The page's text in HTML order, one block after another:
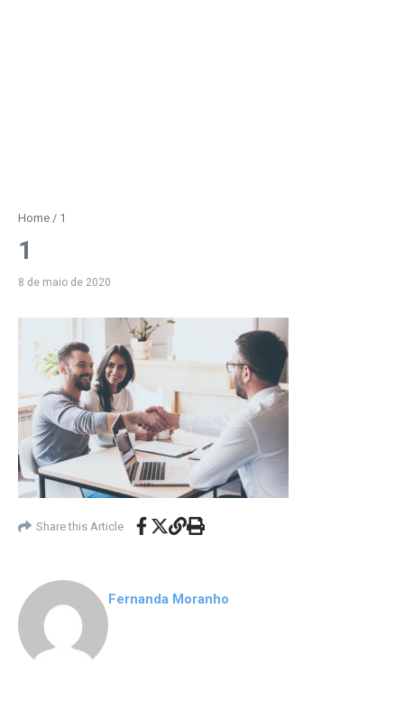
Home / 1
1
8 de maio de 2020
Share this Article
Fernanda Moranho